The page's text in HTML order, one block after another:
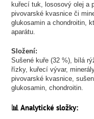
kuřecí tuk, lososový olej a
pivovarské kvasnice či
glukosamin a chondroitin,
aparátu.
Složení:
Sušené kuře (32 %), bílá
řízky, kuřecí vývar,
pivovarské kvasnice,
glukosamin, chondroitin.
📊 Analytické složky: